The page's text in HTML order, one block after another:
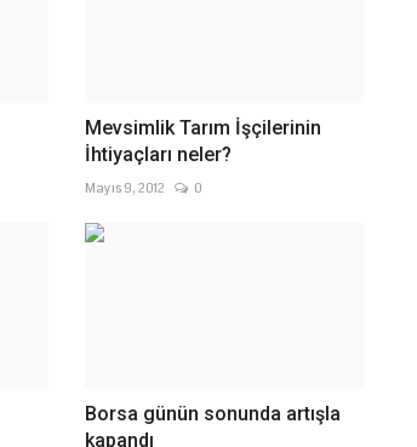
Mevsimlik Tarım İşçilerinin
İhtiyaçları neler?
Mayıs 9, 2012 0
Borsa günün sonunda artışla
kapandı